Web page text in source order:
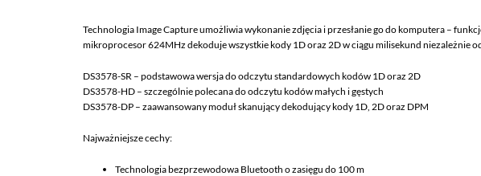
Technologia Image Capture umożliwia wykonanie zdjęcia i przesłanie go do komputera –
mikroprocesor 624MHz dekoduje wszystkie kody 1D oraz 2D w ciągu milisekund niezależnie
DS3578-SR – podstawowa wersja do odczytu standardowych kodów 1D oraz 2D
DS3578-HD – szczególnie polecana do odczytu kodów małych i gęstych
DS3578-DP – zaawansowany moduł skanujący dekodujący kody 1D, 2D oraz DPM
Najważniejsze cechy:
Technologia bezprzewodowa Bluetooth o zasięgu do 100 m